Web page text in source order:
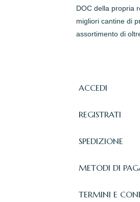
DOC della propria
migliori cantine di
assortimento di
ACCEDI
REGISTRATI
SPEDIZIONE
METODI DI
TERMINI E